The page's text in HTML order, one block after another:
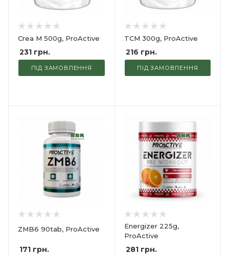
Crea M 500g, ProActive
231 грн.
ПІД ЗАМОВЛЕННЯ
TCM 300g, ProActive
216 грн.
ПІД ЗАМОВЛЕННЯ
ZMB6 90tab, ProActive
171 грн.
Energizer 225g,
ProActive
281грн.